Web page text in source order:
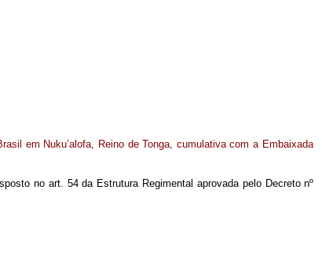
em Nuku’alofa, Reino de Tonga, cumulativa com a Embaixada
no art. 54 da Estrutura Regimental aprovada pelo Decreto nº